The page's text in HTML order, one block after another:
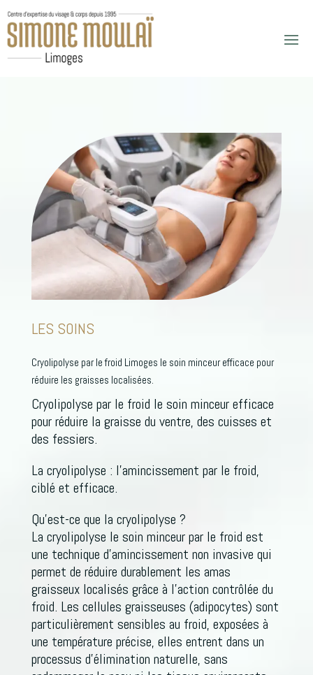
LES SOINS
Cryolipolyse par le froid Limoges le soin minceur efficace pour
réduire les graisses localisées.
Cryolipolyse par le froid le soin minceur efficace
pour réduire la graisse du ventre, des cuisses et
des fessiers.
La cryolipolyse : l’amincissement par le froid,
ciblé et efficace.
Qu’est-ce que la cryolipolyse ?
La cryolipolyse le soin minceur par le froid est
une technique d’amincissement non invasive qui
permet de réduire durablement les amas
graisseux localisés grâce à l’action contrôlée du
froid. Les cellules graisseuses (adipocytes) sont
particulièrement sensibles au froid, exposées à
une température précise, elles entrent dans un
processus d’élimination naturelle, sans